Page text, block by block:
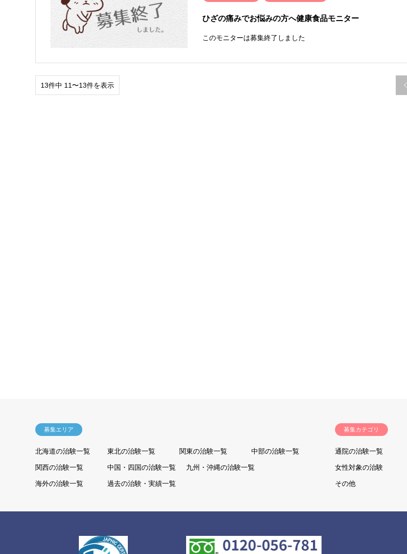
ひざの痛みでお悩みの方へ健康食品モニター
このモニターは募集終了しました
13件中 11〜13件を表示 
募集エリア
北海道の治験一覧 東北の治験一覧 関東の治験一覧 中部の治験一覧
関西の治験一覧 中国・四国の治験一覧 九州・沖縄の治験一覧
海外の治験一覧 過去の治験・実績一覧
募集カテゴリ
通院の治験一覧
女性対象の治験
その他